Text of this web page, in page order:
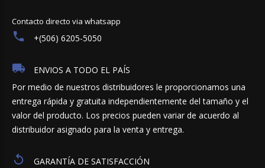
Contacto directo via whatsapp
+(506) 6205-5050
ENVIOS A TODO EL PAÍS
Por medio de nuestros distribuidores le proporcionamos una
entrega rápida y gratuita independientemente del tamaño y el
valor del producto. Los precios pueden variar de acuerdo al
distribuidor asignado para la venta y entrega.
GARANTÍA DE SATISFACCIÓN